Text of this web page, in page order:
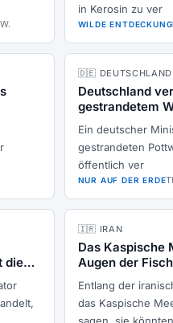
in Kerosin zu ver
WILDE
🇩🇪 DEUTSCHLAND
Deutschland
gestrandetem
menschlich‘
Ein deutscher
gestrandeten
öffentlich ver
NUR AUF DER ERDE
die
🇮🇷 IRAN
Das Kaspische
Augen der
Entlang der
das Kaspische